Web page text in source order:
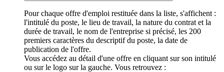
Pour chaque offre d'emploi restituée dans la liste, s'affichent :
l'intitulé du poste, le lieu de travail, la nature du contrat et la
durée de travail, le nom de l'entreprise si précisé, les 200
premiers caractères du descriptif du poste, la date de
publication de l'offre.
Vous accédez au détail d'une offre en cliquant sur son intitulé
ou sur le logo sur la gauche. Vous retrouvez :